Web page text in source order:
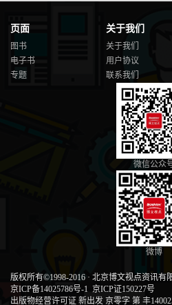
页面
图书
电子书
专题
关于我们
关于我们
用户协议
联系我们
微信公众
微博
版权所有©1998-2016 · 北京博文视点资讯有
京ICP备14025786号-1 京ICP证150227号
出版物经营许可证 新出发 京零字 第 丰